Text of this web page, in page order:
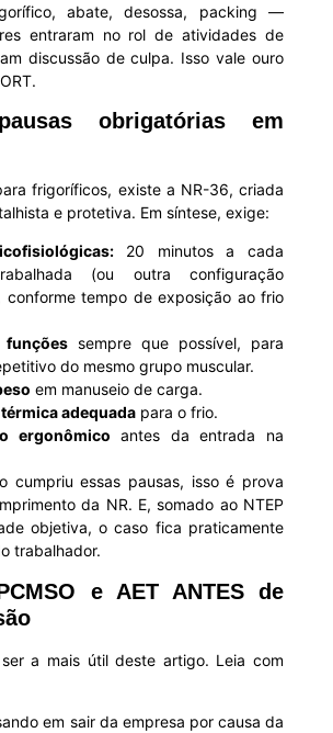
abate, desossa, packing —
entraram no rol de atividades de
discussão de culpa. Isso vale ouro
obrigatórias em
frigoríficos, existe a NR-36, criada
e protetiva. Em síntese, exige:
20 minutos a cada
(ou outra configuração
conforme tempo de exposição ao frio
funções sempre que possível, para
do mesmo grupo muscular.
em manuseio de carga.
adequada para o frio.
ergonômico antes da entrada na
cumpriu essas pausas, isso é prova
da NR. E, somado ao NTEP
objetiva, o caso fica praticamente
trabalhador.
e AET ANTES de
a mais útil deste artigo. Leia com
em sair da empresa por causa da